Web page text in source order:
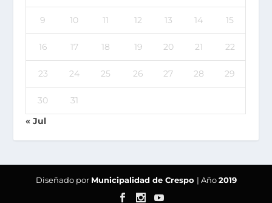
9 10 11 12 13 14 15
16 17 18 19 20 21 22
23 24 25 26 27 28 29
30
31
« Jul
Diseñado por Municipalidad de Crespo | Año2019